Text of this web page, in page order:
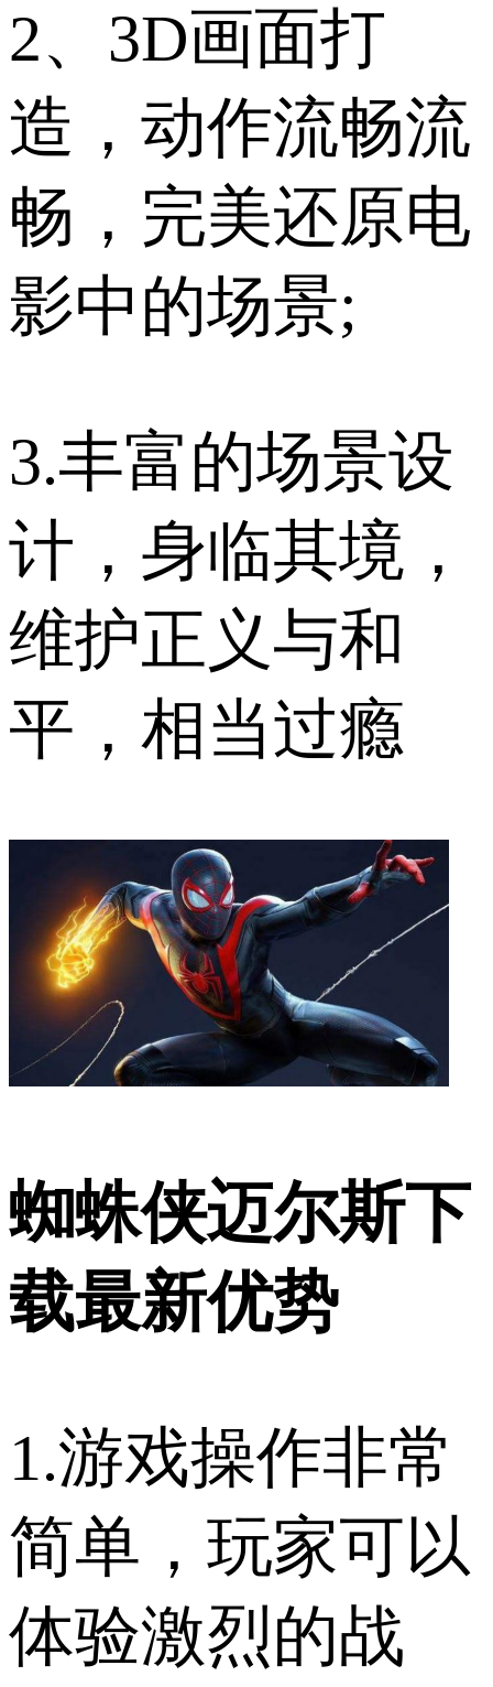
2、3D画面打
造，动作流畅流
畅，完美还原电
影中的场景;
3.丰富的场景设
计，身临其境，
维护正义与和
平，相当过瘾
蜘蛛侠迈尔斯下
载最新优势
1.游戏操作非常
简单，玩家可以
体验激烈的战